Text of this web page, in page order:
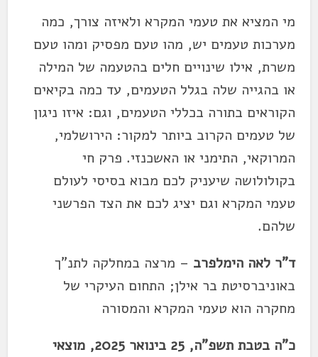
מי המציא את טעמי המקרא ולאיזה צורך, כמה
מערכות טעמים יש, מהו טעם מפסיק ומהו טעם
משרת, אילו שינויים חלים בהטעמה של המילה
או בהגייה שלה בגלל הטעמים, עד כמה בקיאים
הקוראים בתורה בכללי הטעמים, וגם: איזו ניגון
של טעמים הקרוב ביותר למקור: הירושלמי,
המרוקאי, התימני או האשכנזי. פרק חי
בקולולושה שיעניק לכם מבוא בסיסי לעולם
טעמי המקרא וגם יציג לכם את הצד הפרשני
שלהם.
ד"ר לאה הימלפרב – מרצה במחלקה לתנ"ך
באוניברסיטת בר אילן; התחום העיקרי של
מחקרה הוא טעמי המקרא והמסורה
כ"ה בטבת תשפ"ה, 25 בינואר 2025, מוצאי